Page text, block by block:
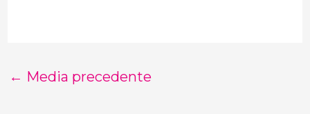
← Media precedente